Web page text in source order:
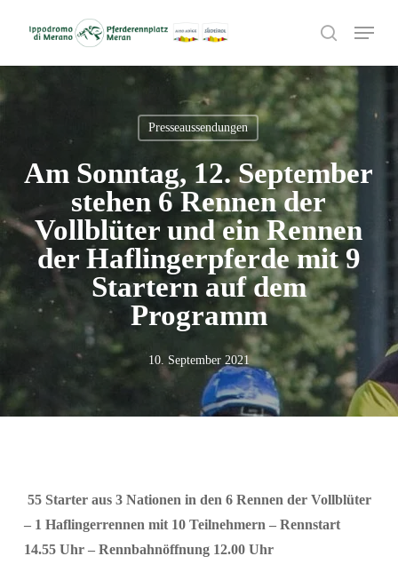
search
Menu
Presseaussendungen
Am Sonntag, 12. September
stehen 6 Rennen der
Vollblüter und ein Rennen
der Haflingerpferde mit 9
Startern auf dem
Programm
10. September 2021
55 Starter aus 3 Nationen in den 6 Rennen der Vollblüter
– 1 Haflingerrennen mit 10 Teilnehmern – Rennstart
14.55 Uhr – Rennbahnöffnung 12.00 Uhr